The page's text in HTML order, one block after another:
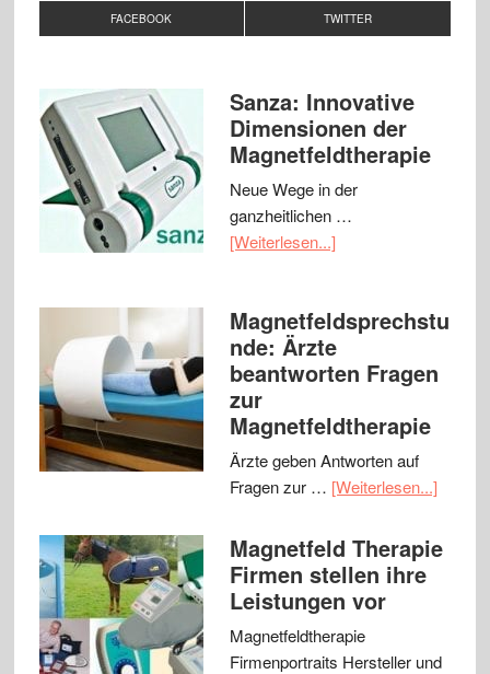
FACEBOOK TWITTER
Sanza: Innovative
Dimensionen der
Magnetfeldtherapie
Neue Wege in der
ganzheitlichen …
[Weiterlesen...]
Magnetfeldsprechstu
nde: Ärzte
beantworten Fragen
zur
Magnetfeldtherapie
Ärzte geben Antworten auf
Fragen zur … [Weiterlesen...]
Magnetfeld Therapie
Firmen stellen ihre
Leistungen vor
Magnetfeldtherapie
Firmenportraits Hersteller und